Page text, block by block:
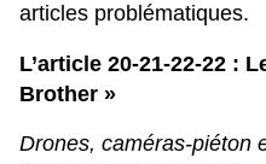
articles problématiques.
L’article 20-21-22-22 :
Brother »
Drones, caméras-piéton